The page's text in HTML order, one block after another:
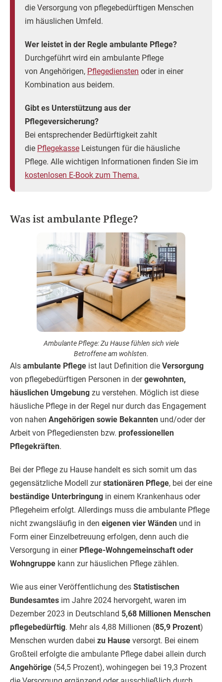
die Versorgung von pflegebedürftigen Menschen
im häuslichen Umfeld.
Wer leistet in der Regle ambulante Pflege?
Durchgeführt wird ein ambulante Pflege
von Angehörigen, Pflegediensten oder in einer
Kombination aus beidem.
Gibt es Unterstützung aus der
Pflegeversicherung?
Bei entsprechender Bedürftigkeit zahlt
die Pflegekasse Leistungen für die häusliche
Pflege. Alle wichtigen Informationen finden Sie im
kostenlosen E-Book zum Thema.
Was ist ambulante Pflege?
Ambulante Pflege: Zu Hause fühlen sich viele
Betroffene am wohlsten.
Als ambulante Pflege ist laut Definition die Versorgung
von pflegebedürftigen Personen in dergewohnten,
häuslichen Umgebung zu verstehen. Möglich ist diese
häusliche Pflege in der Regel nur durch das Engagement
von nahen Angehörigen sowie Bekannten und/oder der
Arbeit von Pflegediensten bzw. professionellen
Pflegekräften.
Bei der Pflege zu Hause handelt es sich somit um das
gegensätzliche Modell zurstationären Pflege, bei der eine
beständige Unterbringung in einem Krankenhaus oder
Pflegeheim erfolgt. Allerdings muss die ambulante Pflege
nicht zwangsläufig in den eigenen vier Wänden und in
Form einer Einzelbetreuung erfolgen, denn auch die
Versorgung in einer Pflege-Wohngemeinschaft oder
Wohngruppe kann zur häuslichen Pflege zählen.
Wie aus einer Veröffentlichung des Statistischen
Bundesamtes im Jahre 2024 hervorgeht, waren im
Dezember 2023 in Deutschland 5,68 Millionen Menschen
pflegebedürftig. Mehr als 4,88 Millionen (85,9 Prozent)
Menschen wurden dabei zu Hause versorgt. Bei einem
Großteil erfolgte die ambulante Pflege dabei allein durch
Angehörige (54,5 Prozent), wohingegen bei 19,3 Prozent